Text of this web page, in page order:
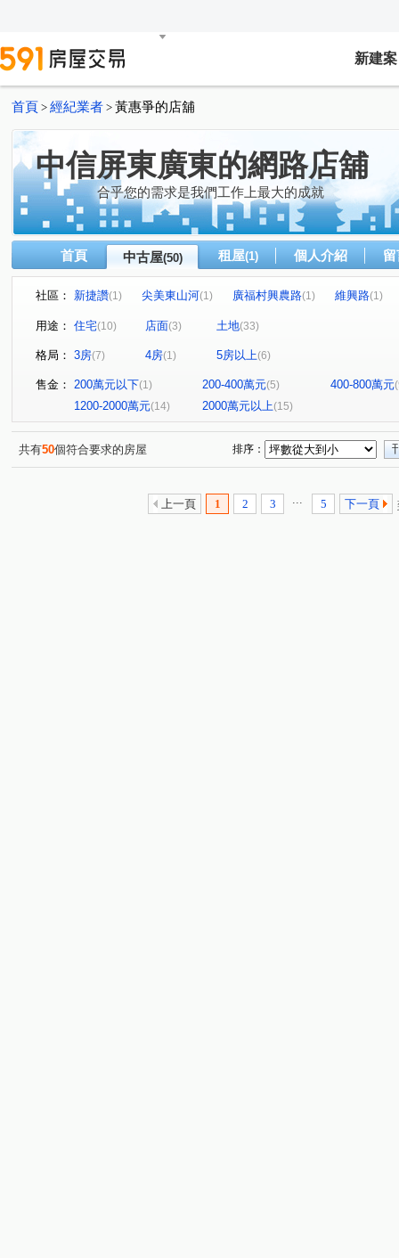
新建案
首頁 > 經紀業者 > 黃惠爭的店舖
中信屏東廣東的網路店舖
合乎您的需求是我們工作上最大的成就
首頁 中古屋(50) 租屋(1) 個人介紹
社區： 新捷讚(1) 尖美東山河(1) 廣福村興農路(1) 維興路(1)
磚寮 香潭路 忠英路 (1)
三和路 西環路 中山路(1)
林森路東四段(1) 環山路(1) 吉和段 中興路二段(1)
用途： 住宅(10) 店面(3) 土地(33)
格局： 3房(7) 4房(1) 5房以上(6)
售金： 200萬元以下(1) 200-400萬元(5) 400-800萬元
1200-2000萬元(14) 2000萬元以上(15)
共有50個符合要求的房屋 排序：
上一頁 1 2 3 ... 5 下一頁